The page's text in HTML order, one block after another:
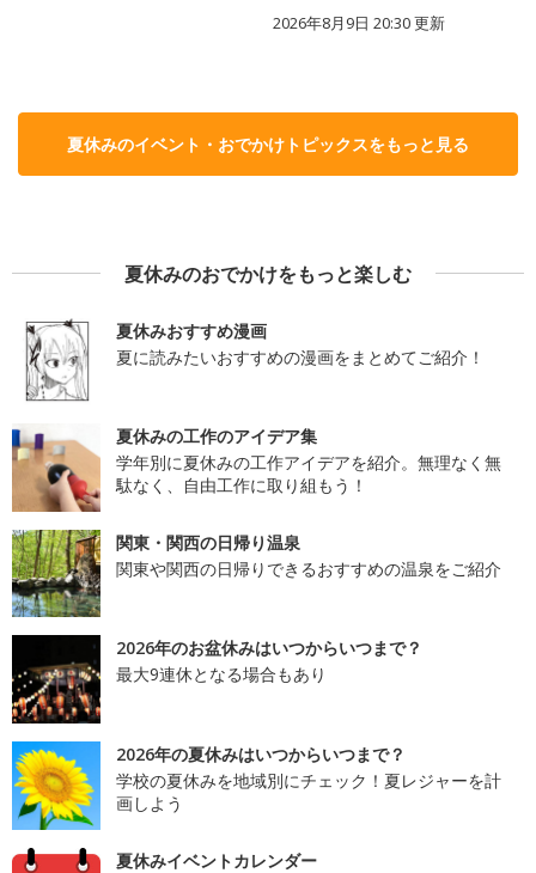
2026年8月9日 20:30更新
夏休みのイベント・おでかけトピックスをもっと見る
夏休みのおでかけをもっと楽しむ
夏休みおすすめ漫画
夏に読みたいおすすめの漫画をまとめてご紹介！
夏休みの工作のアイデア集
学年別に夏休みの工作アイデアを紹介。無理なく無
駄なく、自由工作に取り組もう！
関東・関西の日帰り温泉
関東や関西の日帰りできるおすすめの温泉をご紹介
2026年のお盆休みはいつからいつまで？
最大9連休となる場合もあり
2026年の夏休みはいつからいつまで？
学校の夏休みを地域別にチェック！夏レジャーを計
画しよう
夏休みイベントカレンダー